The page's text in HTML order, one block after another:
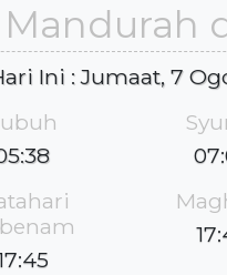
Ini : Jumaat, 7